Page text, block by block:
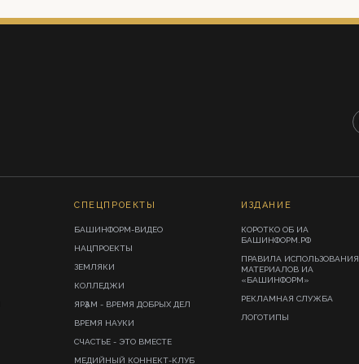
СПЕЦПРОЕКТЫ
БАШИНФОРМ-ВИДЕО
НАЦПРОЕКТЫ
ЗЕМЛЯКИ
КОЛЛЕДЖИ
ЯРҘАМ - ВРЕМЯ ДОБРЫХ ДЕЛ
ВРЕМЯ НАУКИ
СЧАСТЬЕ - ЭТО ВМЕСТЕ
МЕДИЙНЫЙ КОННЕКТ-КЛУБ
ИЗДАНИЕ
КОРОТКО ОБ ИА
БАШИНФОРМ.РФ
ПРАВИЛА ИСПОЛЬЗОВАНИЯ
МАТЕРИАЛОВ ИА
«БАШИНФОРМ»
РЕКЛАМНАЯ СЛУЖБА
ЛОГОТИПЫ